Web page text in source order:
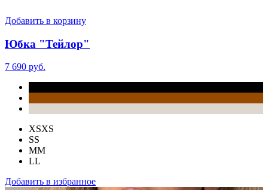
Добавить в корзину
Юбка "Тейлор"
7 690 руб.
XSXS
SS
MM
LL
Добавить в избранное